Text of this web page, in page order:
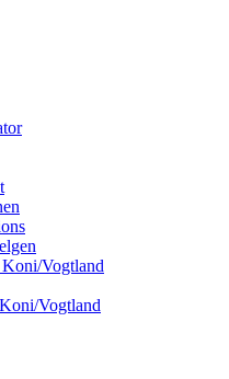
Vogtland
Vogtland